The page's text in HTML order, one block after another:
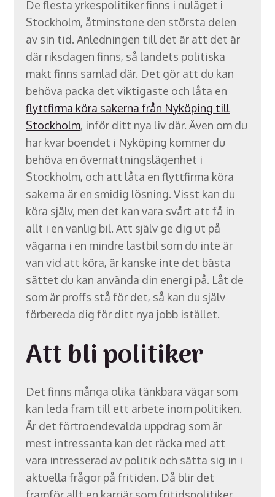
De flesta yrkespolitiker finns i nuläget i
Stockholm, åtminstone den största delen
av sin tid. Anledningen till det är att det är
där riksdagen finns, så landets politiska
makt finns samlad där. Det gör att du kan
behöva packa det viktigaste och låta en
flyttfirma köra sakerna från Nyköping till
Stockholm, inför ditt nya liv där. Även om du
har kvar boendet i Nyköping kommer du
behöva en övernattningslägenhet i
Stockholm, och att låta en flyttfirma köra
sakerna är en smidig lösning. Visst kan du
köra själv, men det kan vara svårt att få in
allt i en vanlig bil. Att själv ge dig ut på
vägarna i en mindre lastbil som du inte är
van vid att köra, är kanske inte det bästa
sättet du kan använda din energi på. Låt de
som är proffs stå för det, så kan du själv
förbereda dig för ditt nya jobb istället.
Att bli politiker
Det finns många olika tänkbara vägar som
kan leda fram till ett arbete inom politiken.
Är det förtroendevalda uppdrag som är
mest intressanta kan det räcka med att
vara intresserad av politik och sätta sig in i
aktuella frågor på fritiden. Då blir det